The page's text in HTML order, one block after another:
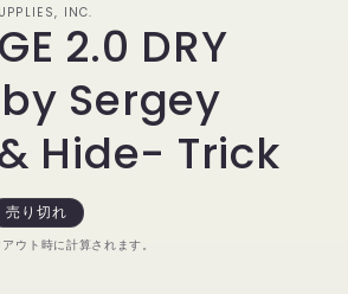
INC.
2.0 DRY
by Sergey
Hide- Trick
売り切れ
ウト時に計算されます。